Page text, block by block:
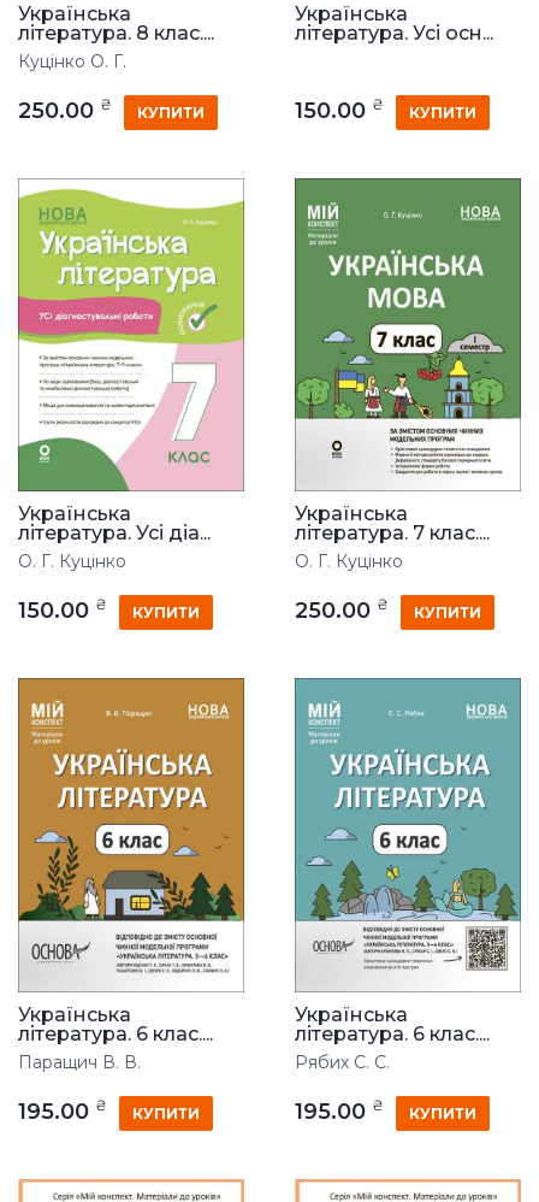
Українська
література. 8 клас....
Куцінко О. Г.
250.00 ₴ КУПИТИ
Українська
література. Усі осн...
150.00 ₴ КУПИТИ
Українська
література. Усі діа...
О. Г. Куцінко
150.00 ₴ КУПИТИ
Українська
література. 7 клас....
О. Г. Куцінко
250.00 ₴ КУПИТИ
Українська
література. 6 клас....
Паращич В. В.
195.00 ₴ КУПИТИ
Українська
література. 6 клас....
Рябих С. С.
195.00 ₴ КУПИТИ